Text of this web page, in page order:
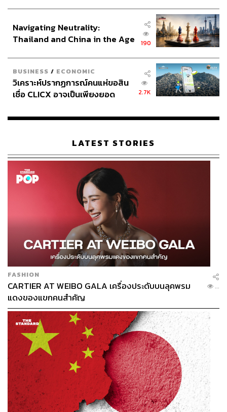
Navigating Neutrality:
Thailand and China in the Age
190
BUSINESS / ECONOMIC
วิเคราะห์ปรากฏการณ์คนแห่ขอสิน
เชื่อ CLICX อาจเป็นเพียงยอด
เรือนไทยที่ถูกซุกไว้
2.7K
LATEST STORIES
FASHION
CARTIER AT WEIBO GALA เครื่องประดับบนลุคพรม
แดงของแขกคนสำคัญ
...